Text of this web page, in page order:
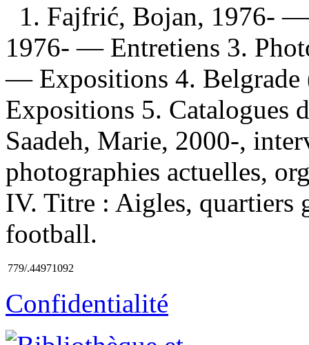
1. Fajfrić, Bojan, 1976-
1976- — Entretiens 3.
— Expositions 4.
Expositions 5. Catalogues
Saadeh, Marie, 2000-,
photographies actuelles,
IV. Titre : Aigles, quartiers
football.
779/.44971092
Confidentialité